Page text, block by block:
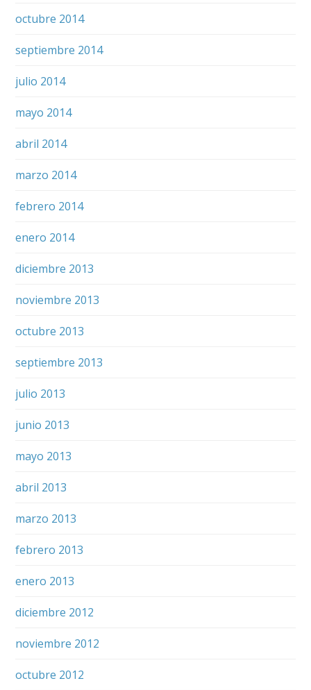
octubre 2014
septiembre 2014
julio 2014
mayo 2014
abril 2014
marzo 2014
febrero 2014
enero 2014
diciembre 2013
noviembre 2013
octubre 2013
septiembre 2013
julio 2013
junio 2013
mayo 2013
abril 2013
marzo 2013
febrero 2013
enero 2013
diciembre 2012
noviembre 2012
octubre 2012